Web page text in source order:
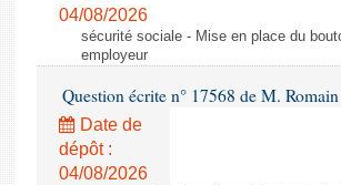
04/08/2026
sécurité sociale - Mise en place du
employeur
Question écrite n° 17568 de M.
Date de
dépôt :
04/08/2026